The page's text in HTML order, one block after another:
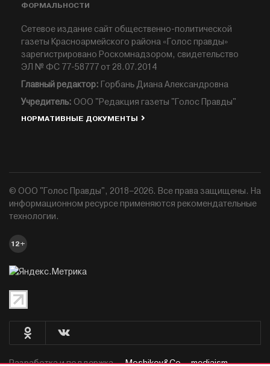
ФОРМАЛЬНОСТИ
Сетевое издание сайт общественно-политической
газеты Красноармейского района «Голос правды»
зарегистрировано Роскомнадзором, свидетельство
ЭЛ № ФС 77-58777 от 28.07.2014
Главный редактор: Горбань Диана Александровна
Учредитель: ООО "Редакция газеты "Голос Правды"
НОРМАТИВНЫЕ ДОКУМЕНТЫ
© ООО "Голос Правды", 2018–2026. Все права защищены. На
информационном ресурсе применяются рекомендательные
технологии.
12+
Разработка и поддержка —Moshikov&Co. - mediaism.